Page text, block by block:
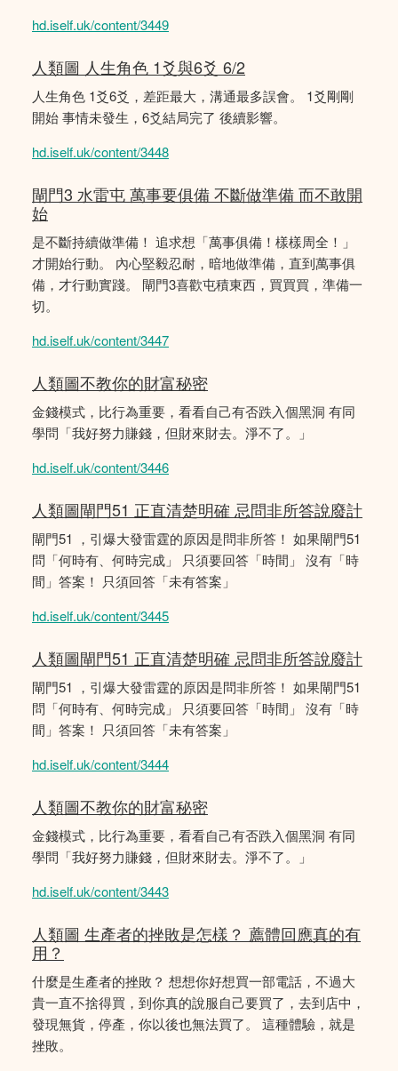
hd.iself.uk/content/3449
人類圖 人生角色 1爻與6爻 6/2
人生角色 1爻6爻，差距最大，溝通最多誤會。 1爻剛剛
開始 事情未發生，6爻結局完了 後續影響。
hd.iself.uk/content/3448
閘門3 水雷屯 萬事要俱備 不斷做準備 而不敢開
始
是不斷持續做準備！ 追求想「萬事俱備！樣樣周全！」
才開始行動。 內心堅毅忍耐，暗地做準備，直到萬事俱
備，才行動實踐。 閘門3喜歡屯積東西，買買買，準備一
切。
hd.iself.uk/content/3447
人類圖不教你的財富秘密
金錢模式，比行為重要，看看自己有否跌入個黑洞 有同
學問「我好努力賺錢，但財來財去。淨不了。」
hd.iself.uk/content/3446
人類圖閘門51 正直清楚明確 忌問非所答說廢計
閘門51 ，引爆大發雷霆的原因是問非所答！ 如果閘門51
問「何時有、何時完成」 只須要回答「時間」 沒有「時
間」答案！ 只須回答「未有答案」
hd.iself.uk/content/3445
人類圖閘門51 正直清楚明確 忌問非所答說廢計
閘門51 ，引爆大發雷霆的原因是問非所答！ 如果閘門51
問「何時有、何時完成」 只須要回答「時間」 沒有「時
間」答案！ 只須回答「未有答案」
hd.iself.uk/content/3444
人類圖不教你的財富秘密
金錢模式，比行為重要，看看自己有否跌入個黑洞 有同
學問「我好努力賺錢，但財來財去。淨不了。」
hd.iself.uk/content/3443
人類圖 生產者的挫敗是怎樣？ 薦體回應真的有
用？
什麼是生產者的挫敗？ 想想你好想買一部電話，不過大
貴一直不捨得買，到你真的說服自己要買了，去到店中，
發現無貨，停產，你以後也無法買了。 這種體驗，就是
挫敗。